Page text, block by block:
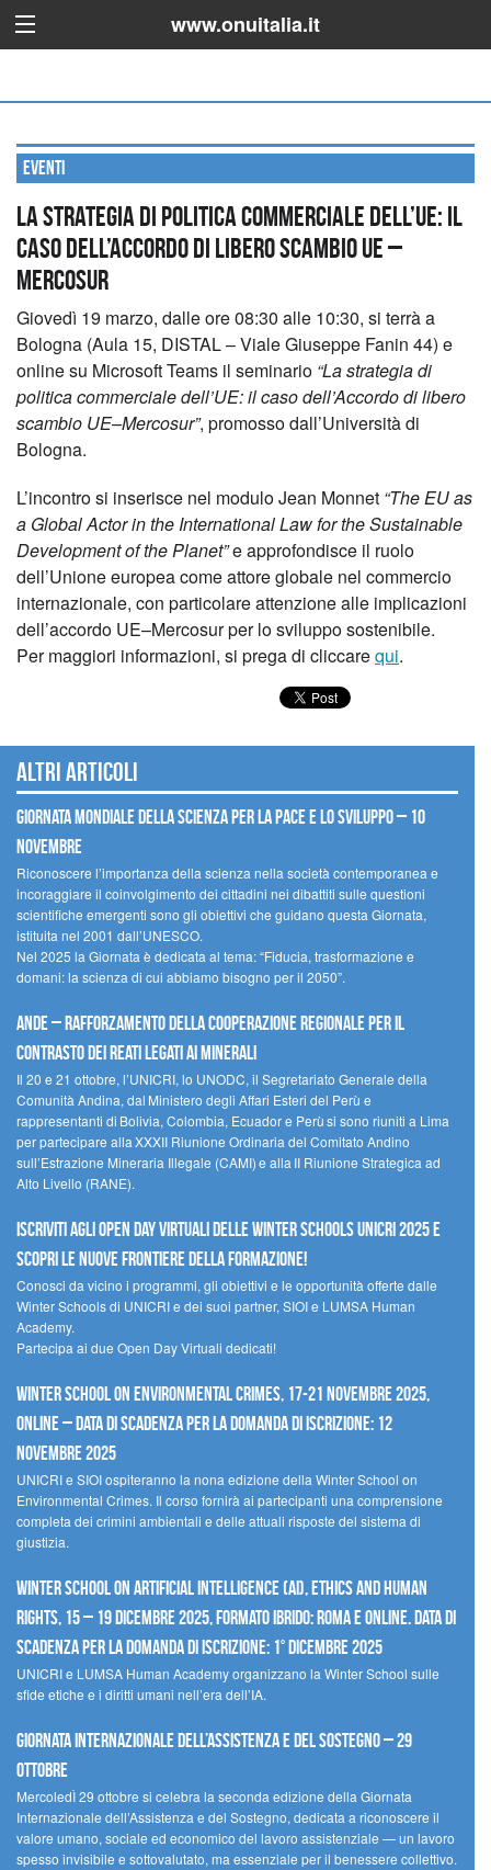
www.onuitalia.it
Eventi
LA STRATEGIA DI POLITICA COMMERCIALE DELL’UE: IL
CASO DELL’ACCORDO DI LIBERO SCAMBIO UE –
MERCOSUR
Giovedì 19 marzo, dalle ore 08:30 alle 10:30, si terrà a
Bologna (Aula 15, DISTAL – Viale Giuseppe Fanin 44) e
online su Microsoft Teams il seminario “La strategia di
politica commerciale dell’UE: il caso dell’Accordo di libero
scambio UE–Mercosur”, promosso dall’Università di
Bologna.
L’incontro si inserisce nel modulo Jean Monnet “The EU as
a Global Actor in the International Law for the Sustainable
Development of the Planet”e approfondisce il ruolo
dell’Unione europea come attore globale nel commercio
internazionale, con particolare attenzione alle implicazioni
dell’accordo UE–Mercosur per lo sviluppo sostenibile.
Per maggiori informazioni, si prega di cliccarequi.
Altri articoli
Giornata mondiale della scienza per la pace e lo sviluppo – 10
novembre
Riconoscere l’importanza della scienza nella società contemporanea e
incoraggiare il coinvolgimento dei cittadini nei dibattiti sulle questioni
scientifiche emergenti sono gli obiettivi che guidano questa Giornata,
istituita nel 2001 dall’UNESCO.
Nel 2025 la Giornata è dedicata al tema: “Fiducia, trasformazione e
domani: la scienza di cui abbiamo bisogno per il 2050”.
Ande – Rafforzamento della cooperazione regionale per il
contrasto dei reati legati ai minerali
Il 20 e 21 ottobre, l’UNICRI, lo UNODC, il Segretariato Generale della
Comunità Andina, dal Ministero degli Affari Esteri del Perù e
rappresentanti di Bolivia, Colombia, Ecuador e Perù si sono riuniti a Lima
per partecipare alla XXXII Riunione Ordinaria del Comitato Andino
sull’Estrazione Mineraria Illegale (CAMI) e alla II Riunione Strategica ad
Alto Livello (RANE).
Iscriviti agli Open Day Virtuali delle Winter Schools UNICRI 2025 e
scopri le nuove frontiere della formazione!
Conosci da vicino i programmi, gli obiettivi e le opportunità offerte dalle
Winter Schools di UNICRI e dei suoi partner, SIOI e LUMSA Human
Academy.
Partecipa ai due Open Day Virtuali dedicati!
Winter School on Environmental Crimes, 17-21 novembre 2025,
Online – Data di scadenza per la domanda di iscrizione: 12
novembre 2025
UNICRI e SIOI ospiteranno la nona edizione della Winter School on
Environmental Crimes. Il corso fornirà ai partecipanti una comprensione
completa dei crimini ambientali e delle attuali risposte del sistema di
giustizia.
Winter School on Artificial Intelligence (AI), Ethics and Human
Rights, 15 – 19 dicembre 2025, Formato Ibrido: Roma e online. Data di
scadenza per la domanda di iscrizione: 1° dicembre 2025
UNICRI e LUMSA Human Academy organizzano la Winter School sulle
sfide etiche e i diritti umani nell’era dell’IA.
Giornata internazionale dell’assistenza e del sostegno – 29
ottobre
MercoledÌ 29 ottobre si celebra la seconda edizione della Giornata
Internazionale dell’Assistenza e del Sostegno, dedicata a riconoscere il
valore umano, sociale ed economico del lavoro assistenziale — un lavoro
spesso invisibile e sottovalutato, ma essenziale per il benessere collettivo.